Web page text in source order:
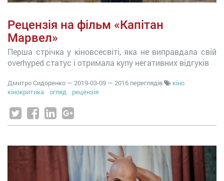
Рецензія на фільм «Капітан
Марвел»
Перша стрічка у кіновсесвіті, яка не виправдала свій
overhyped статус і отримала купу негативних відгуків
Дмитро Сидоренко — 2019-03-09 — 2016 переглядів
кіно
кінокритика
огляд рецензія